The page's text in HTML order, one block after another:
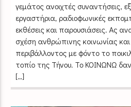
γεμάτος ανοιχτές συναντήσεις,
εργαστήρια, ραδιοφωνικές
εκθέσεις και παρουσιάσεις. Ας
σχέση ανθρώπινης κοινωνίας και
περιβάλλοντος με φόντο το
τοπίο της Τήνου. Το ΚΟΙΝΩΝΩ
[…]